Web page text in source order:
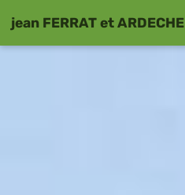
jean FERRAT et ARDECHE